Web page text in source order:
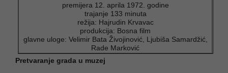
premijera 12. aprila 1972. godine
trajanje 133 minuta
režija: Hajrudin Krvavac
produkcija: Bosna film
glavne uloge: Velimir Bata Živojinović, Ljubiša Samardžić,
Rade Marković
Pretvaranje grada u muzej